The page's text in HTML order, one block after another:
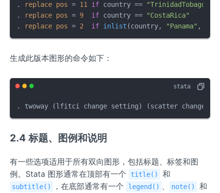
.
replace pos = 11 if country ==
"TrinidadTobago"
.
replace pos = 9 if country ==
"CostaRica"
.
replace pos = 2 if inlist (country, "Panama" ,
生成此版本图形的命令如下：
. twoway (lfitci change setting) (scatter change
2.4 标题、图例和说明
有一些选项适用于所有双向图形，包括标题、标签和图
例。Stata 图形通常在顶部有一个
title() 和
subtitle() ，在底部通常有一个 legend() 、 note() 和